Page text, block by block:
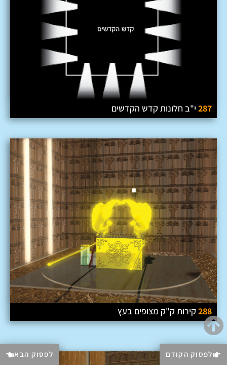
287 י"ב חלונות קדש הקדשים
288קירות ק"ק מצופים בעץ
לפסוק הקודם לפסוק הבא